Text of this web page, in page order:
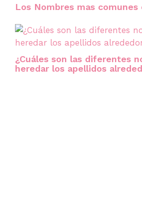
Los Nombres mas comunes
¿Cuáles son las diferentes
heredar los apellidos